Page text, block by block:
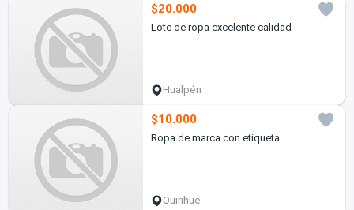
$20.000
Lote de ropa excelente calidad
Hualpén
$10.000
Ropa de marca con etiqueta
Quirihue